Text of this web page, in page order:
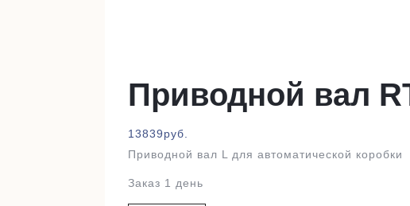
Приводной вал
13839руб.
Приводной вал L для автоматической коробки
Заказ 1 день